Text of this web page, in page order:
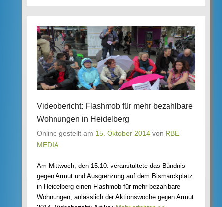
Videobericht: Flashmob für mehr bezahlbare
Wohnungen in Heidelberg
Online gestellt am 15. Oktober 2014 von RBE
MEDIA
Am Mittwoch, den 15.10. veranstaltete das Bündnis
gegen Armut und Ausgrenzung auf dem Bismarckplatz
in Heidelberg einen Flashmob für mehr bezahlbare
Wohnungen, anlässlich der Aktionswoche gegen Armut